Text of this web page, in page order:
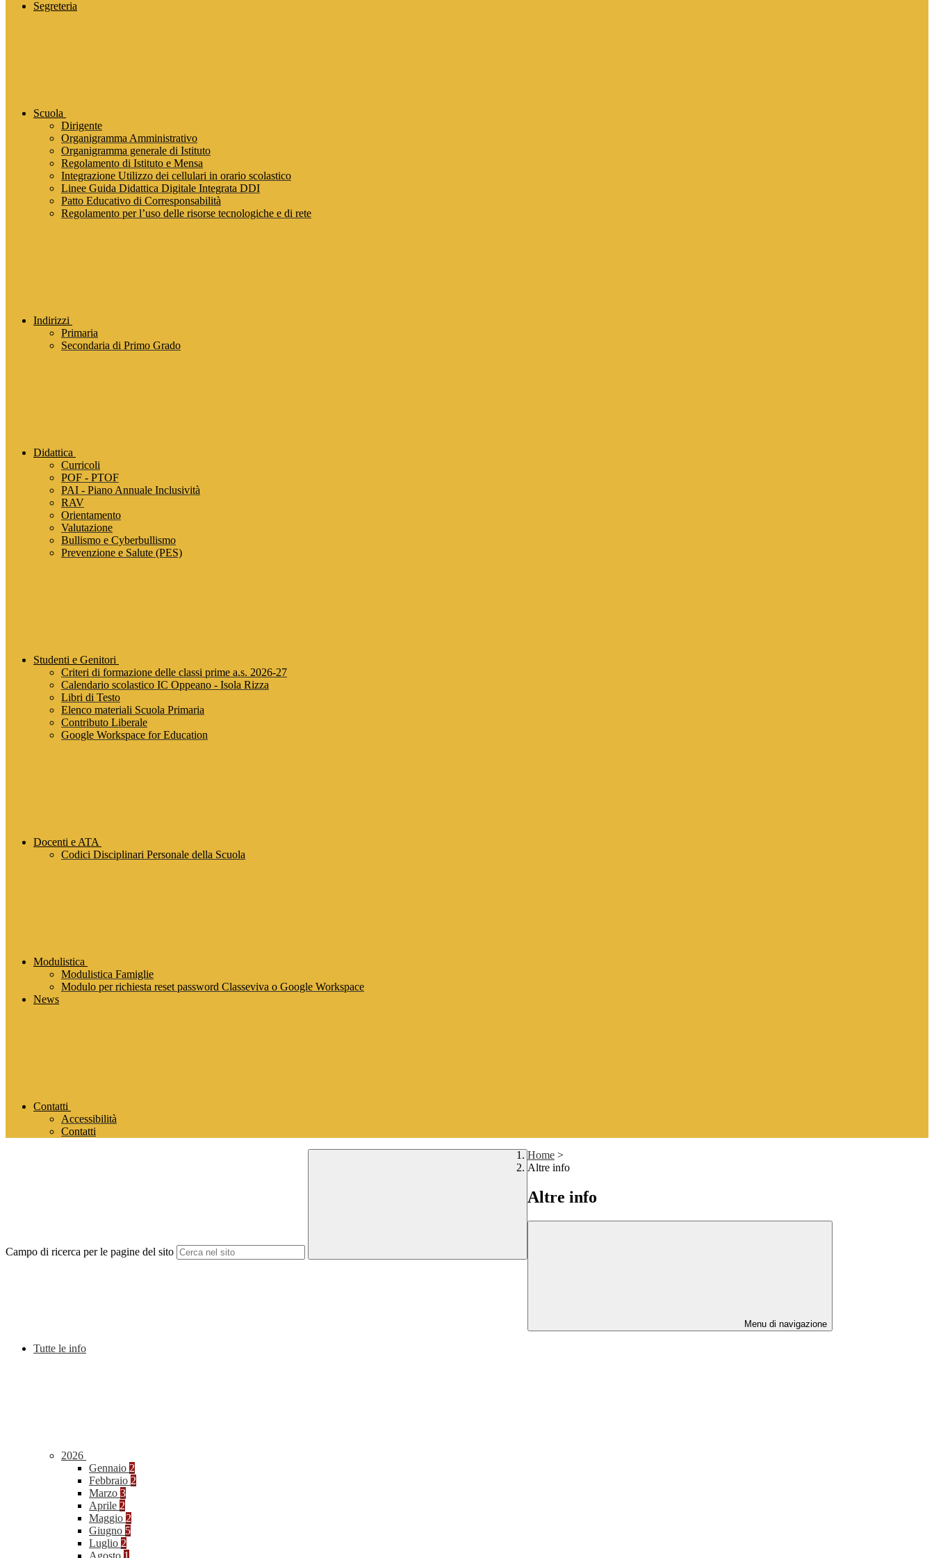
Segreteria
Scuola
Dirigente
Organigramma Amministrativo
Organigramma generale di Istituto
Regolamento di Istituto e Mensa
Integrazione Utilizzo dei cellulari in orario scolastico
Linee Guida Didattica Digitale Integrata DDI
Patto Educativo di Corresponsabilità
Regolamento per l’uso delle risorse tecnologiche e di rete
Indirizzi
Primaria
Secondaria di Primo Grado
Didattica
Curricoli
POF - PTOF
PAI - Piano Annuale Inclusività
RAV
Orientamento
Valutazione
Bullismo e Cyberbullismo
Prevenzione e Salute (PES)
Studenti e Genitori
Criteri di formazione delle classi prime a.s. 2026-27
Calendario scolastico IC Oppeano - Isola Rizza
Libri di Testo
Elenco materiali Scuola Primaria
Contributo Liberale
Google Workspace for Education
Docenti e ATA
Codici Disciplinari Personale della Scuola
Modulistica
Modulistica Famiglie
Modulo per richiesta reset password Classeviva o Google Workspace
News
Contatti
Accessibilità
Contatti
Campo di ricerca per le pagine del sito
Home >
Altre info
Altre info
Menu di navigazione
Tutte le info
2026
Gennaio 2
Febbraio 2
Marzo 3
Aprile 2
Maggio 2
Giugno 5
Luglio 2